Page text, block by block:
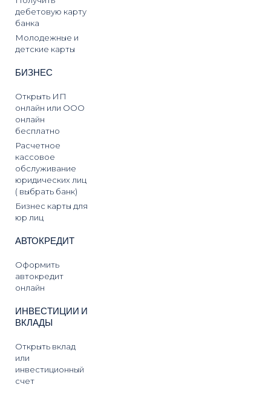
дебетовую карту
банка
Молодежные и
детские карты
БИЗНЕС
Открыть ИП
онлайн или ООО
онлайн
бесплатно
Расчетное
кассовое
обслуживание
юридических лиц
( выбрать банк)
Бизнес карты для
юр лиц
АВТОКРЕДИТ
Оформить
автокредит
онлайн
ИНВЕСТИЦИИ И
ВКЛАДЫ
Открыть вклад
или
инвестиционный
счет